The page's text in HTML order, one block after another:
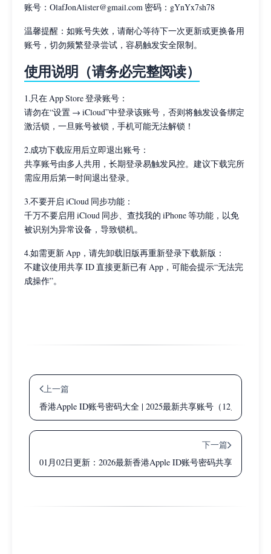
账号：OlafJonAlister@gmail.com 密码：gYnYx7sh78
温馨提醒：如账号失效，请耐心等待下一次更新或更换备用
账号，切勿频繁登录尝试，容易触发安全限制。
使用说明（请务必完整阅读）
1.只在 App Store 登录账号：
请勿在“设置 → iCloud”中登录该账号，否则将触发设备绑定
激活锁，一旦账号被锁，手机可能无法解锁！
2.成功下载应用后立即退出账号：
共享账号由多人共用，长期登录易触发风控。建议下载完所
需应用后第一时间退出登录。
3.不要开启 iCloud 同步功能：
千万不要启用 iCloud 同步、查找我的 iPhone 等功能，以免
被识别为异常设备，导致锁机。
4.如需更新 App，请先卸载旧版再重新登录下载新版：
不建议使用共享 ID 直接更新已有 App，可能会提示“无法完
成操作”。
上一篇
香港Apple ID账号密码大全 | 2025最新共享账号（12月31日更
下一篇
01月02日更新：2026最新香港Apple ID账号密码共享